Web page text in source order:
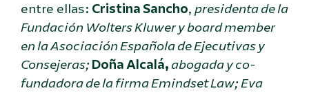
entre ellas: Cristina Sancho, presidenta de la
Fundación Wolters Kluwer y board member
en la Asociación Española de Ejecutivas y
Consejeras;Doña Alcalá, abogada y co-
fundadora de la firma Emindset Law; Eva